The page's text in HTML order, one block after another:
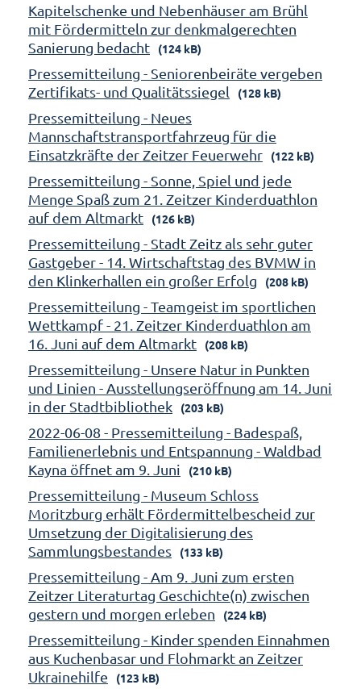
Kapitelschenke und Nebenhäuser am Brühl
mit Fördermitteln zur denkmalgerechten
Sanierung bedacht
(124 kB)
Pressemitteilung - Seniorenbeiräte vergeben
Zertifikats- und Qualitätssiegel
(128 kB)
Pressemitteilung - Neues
Mannschaftstransportfahrzeug für die
Einsatzkräfte der Zeitzer Feuerwehr
(122 kB)
Pressemitteilung - Sonne, Spiel und jede
Menge Spaß zum 21. Zeitzer Kinderduathlon
auf dem Altmarkt
(126 kB)
Pressemitteilung - Stadt Zeitz als sehr guter
Gastgeber - 14. Wirtschaftstag des BVMW in
den Klinkerhallen ein großer Erfolg
(208 kB)
Pressemitteilung - Teamgeist im sportlichen
Wettkampf - 21. Zeitzer Kinderduathlon am
16. Juni auf dem Altmarkt
(208 kB)
Pressemitteilung - Unsere Natur in Punkten
und Linien - Ausstellungseröffnung am 14. Juni
in der Stadtbibliothek
(203 kB)
2022-06-08 - Pressemitteilung - Badespaß,
Familienerlebnis und Entspannung - Waldbad
Kayna öffnet am 9. Juni
(210 kB)
Pressemitteilung - Museum Schloss
Moritzburg erhält Fördermittelbescheid zur
Umsetzung der Digitalisierung des
Sammlungsbestandes
(133 kB)
Pressemitteilung - Am 9. Juni zum ersten
Zeitzer Literaturtag Geschichte(n) zwischen
gestern und morgen erleben
(224 kB)
Pressemitteilung - Kinder spenden Einnahmen
aus Kuchenbasar und Flohmarkt an Zeitzer
Ukrainehilfe
(123 kB)